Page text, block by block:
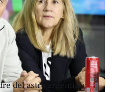
del astro argentino